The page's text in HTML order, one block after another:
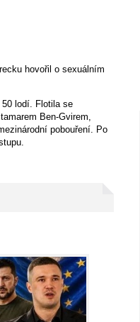
hovořil o sexuálním
lodí. Flotila se
Ben-Gvirem,
pobouření. Po